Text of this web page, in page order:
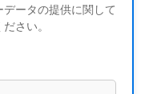
ータの提供に関して
さい。